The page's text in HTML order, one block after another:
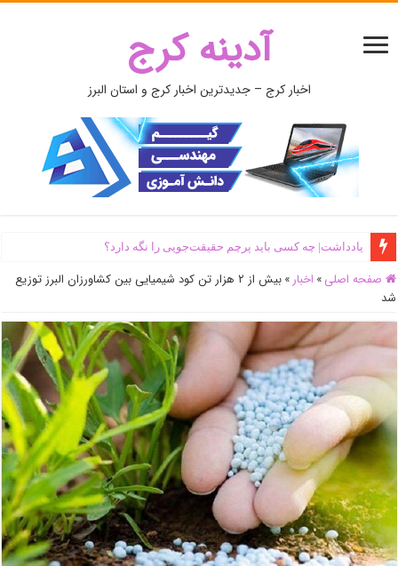
آدینه کرج
اخبار کرج – جدیدترین اخبار کرج و استان البرز
یادداشت| ‌چه کسی باید پرچم حقیقت‌جویی را نگه دارد؟
صفحه اصلی » اخبار »
بیش از ۲ هزار تن کود شیمیایی بین کشاورزان البرز توزیع
شد